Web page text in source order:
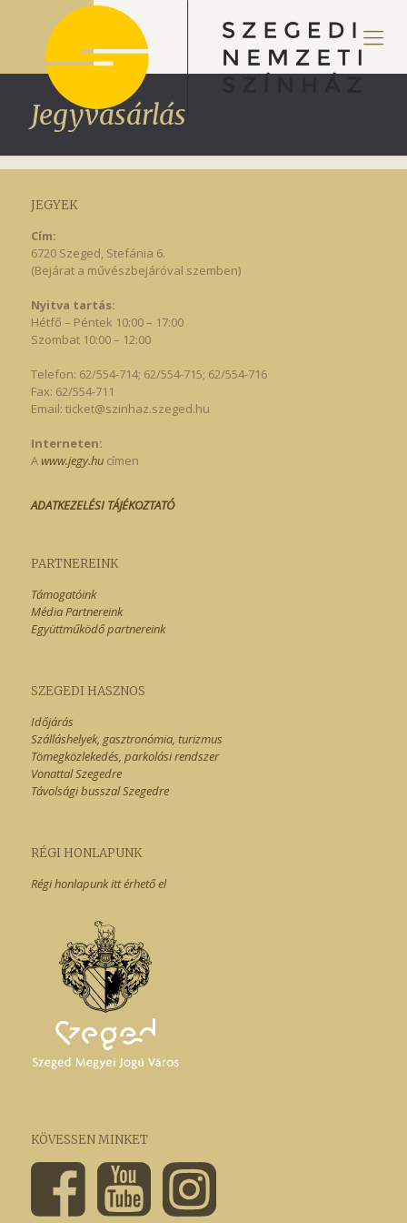
Jegyvásárlás
JEGYEK
Cím:
6720 Szeged, Stefánia 6.
(Bejárat a művészbejáróval szemben)
Nyitva tartás:
Hétfő – Péntek 10:00 – 17:00
Szombat 10:00 – 12:00
Telefon: 62/554-714; 62/554-715; 62/554-716
Fax: 62/554-711
Email: ticket@szinhaz.szeged.hu
Interneten:
Awww.jegy.hucímen
ADATKEZELÉSI TÁJÉKOZTATÓ
PARTNEREINK
Támogatóink
Média Partnereink
Együttműködő partnereink
SZEGEDI HASZNOS
Időjárás
Szálláshelyek, gasztronómia, turizmus
Tömegközlekedés, parkolási rendszer
Vonattal Szegedre
Távolsági busszal Szegedre
RÉGI HONLAPUNK
Régi honlapunk itt érhető el
KÖVESSEN MINKET